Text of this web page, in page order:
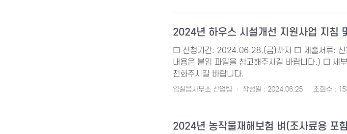
2024년 하우스 시설개선 지원사업 지침
□ 신청기간: 2024.06.28.(금)까지 □ 제출서류: 신
내용은 붙임 파일을 참고해주시길 바랍니다.) □
전화주시길 바랍니다.
임실읍사무소 산업팀 작성일 : 2024.06.25 조회수 :
2024년 농작물재해보험 벼(조사료용 포